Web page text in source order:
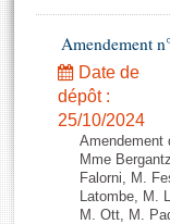
Projets de loi
Propositions de
Amendements
Textes adoptés
Rapports
Rapports
Rapports
Histoire
Juniors
Anciennes
Liens vers
Photos libres
Amendement
Date de
dépôt :
25/10/2024
Amendement
Mme
Falorni, M.
Latombe, M.
M. Ott, M.